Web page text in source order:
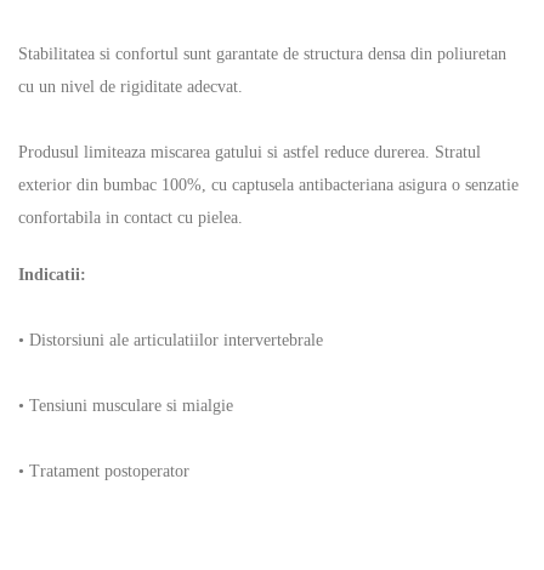
Stabilitatea si confortul sunt garantate de structura densa din poliuretan
cu un nivel de rigiditate adecvat.
Produsul limiteaza miscarea gatului si astfel reduce durerea. Stratul
exterior din bumbac 100%, cu captusela antibacteriana asigura o senzatie
confortabila in contact cu pielea.
Indicatii:
• Distorsiuni ale articulatiilor intervertebrale
• Tensiuni musculare si mialgie
• Tratament postoperator